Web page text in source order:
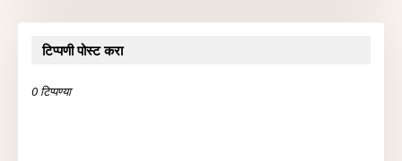
टिप्पणी पोस्ट करा
0 टिप्पण्या